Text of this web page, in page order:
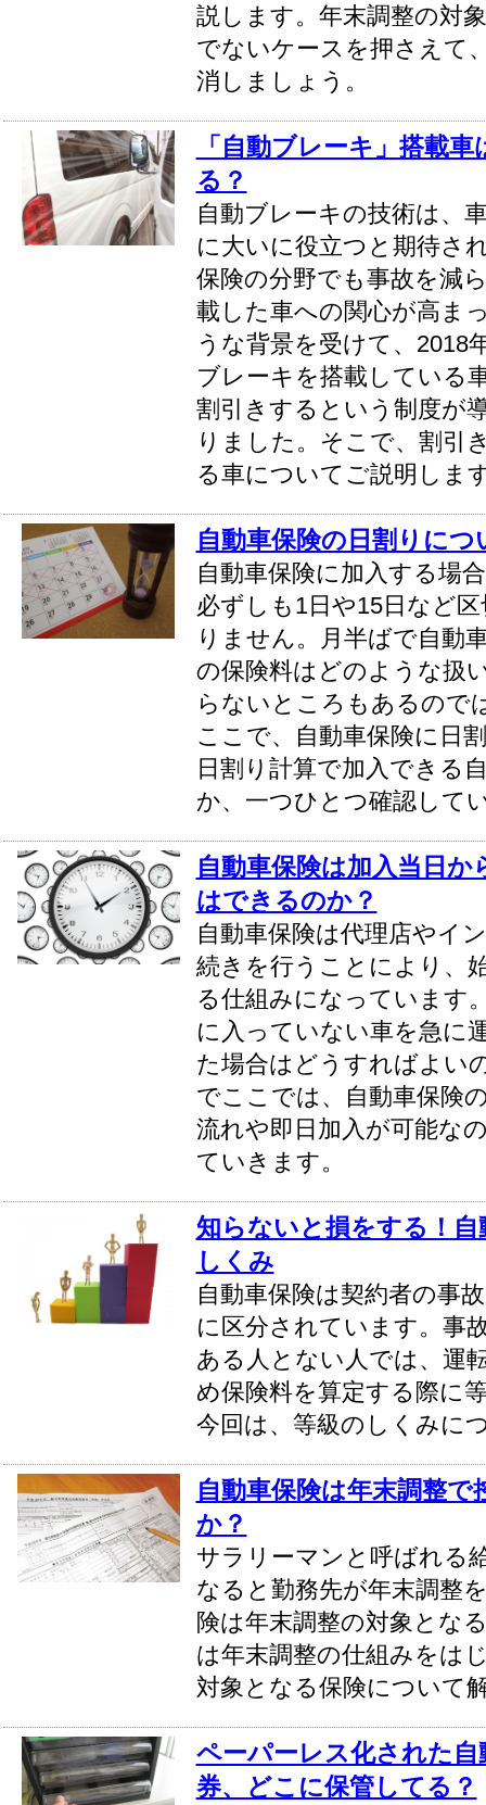
説します。年末調整の対
でないケースを押さえて
消しましょう。
「自動ブレーキ」搭載
る？
自動ブレーキの技術は、
に大いに役立つと期待さ
保険の分野でも事故を減
載した車への関心が高ま
うな背景を受けて、2018
ブレーキを搭載している
割引きするという制度が
りました。そこで、割引
る車についてご説明しま
自動車保険の日割りに
自動車保険に加入する場
必ずしも1日や15日など
りません。月半ばで自動
の保険料はどのような扱
らないところもあるので
ここで、自動車保険に日
日割り計算で加入できる
か、一つひとつ確認して
自動車保険は加入当日
はできるのか？
自動車保険は代理店やイ
続きを行うことにより、
る仕組みになっています
に入っていない車を急に
た場合はどうすればよい
でここでは、自動車保険
流れや即日加入が可能な
ていきます。
知らないと損をする！
しくみ
自動車保険は契約者の事
に区分されています。事
ある人とない人では、運
め保険料を算定する際に
今回は、等級のしくみに
自動車保険は年末調整
か？
サラリーマンと呼ばれる
なると勤務先が年末調整
険は年末調整の対象とな
は年末調整の仕組みをは
対象となる保険について
ペーパーレス化された自
券、どこに保管してる？